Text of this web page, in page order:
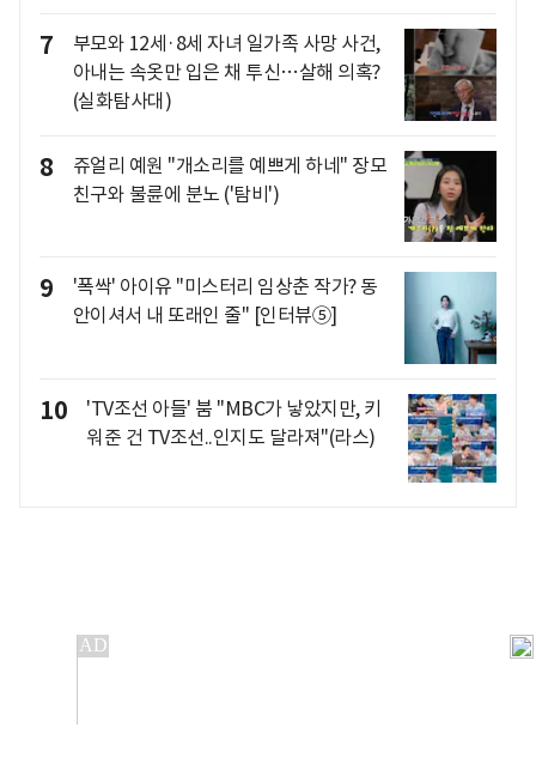
7
부모와 12세·8세 자녀 일가족 사망 사건,
아내는 속옷만 입은 채 투신…살해 의혹?
(실화탐사대)
8
쥬얼리 예원 "개소리를 예쁘게 하네" 장모
친구와 불륜에 분노 ('탐비')
9
'폭싹' 아이유 "미스터리 임상춘 작가? 동
안이셔서 내 또래인 줄" [인터뷰⑤]
10
'TV조선 아들' 붐 "MBC가 낳았지만, 키
워준 건 TV조선..인지도 달라져"(라스)